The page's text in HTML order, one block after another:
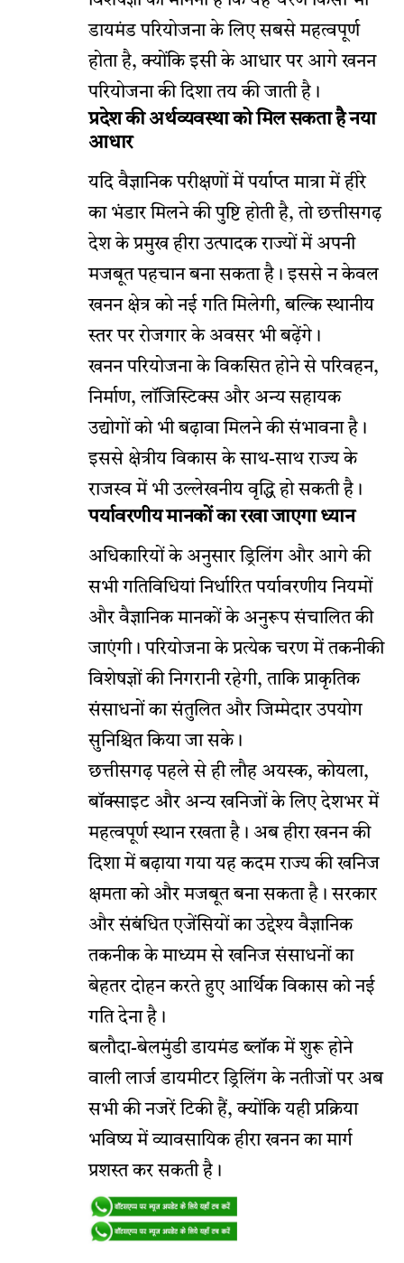
डायमंड परियोजना के लिए सबसे महत्वपूर्ण
होता है, क्योंकि इसी के आधार पर आगे खनन
परियोजना की दिशा तय की जाती है।
प्रदेश की अर्थव्यवस्था को मिल सकता है नया
आधार
यदि वैज्ञानिक परीक्षणों में पर्याप्त मात्रा में हीरे
का भंडार मिलने की पुष्टि होती है, तो छत्तीसगढ़
देश के प्रमुख हीरा उत्पादक राज्यों में अपनी
मजबूत पहचान बना सकता है। इससे न केवल
खनन क्षेत्र को नई गति मिलेगी, बल्कि स्थानीय
स्तर पर रोजगार के अवसर भी बढ़ेंगे।
खनन परियोजना के विकसित होने से परिवहन,
निर्माण, लॉजिस्टिक्स और अन्य सहायक
उद्योगों को भी बढ़ावा मिलने की संभावना है।
इससे क्षेत्रीय विकास के साथ-साथ राज्य के
राजस्व में भी उल्लेखनीय वृद्धि हो सकती है।
पर्यावरणीय मानकों का रखा जाएगा ध्यान
अधिकारियों के अनुसार ड्रिलिंग और आगे की
सभी गतिविधियां निर्धारित पर्यावरणीय नियमों
और वैज्ञानिक मानकों के अनुरूप संचालित की
जाएंगी। परियोजना के प्रत्येक चरण में तकनीकी
विशेषज्ञों की निगरानी रहेगी, ताकि प्राकृतिक
संसाधनों का संतुलित और जिम्मेदार उपयोग
सुनिश्चित किया जा सके।
छत्तीसगढ़ पहले से ही लौह अयस्क, कोयला,
बॉक्साइट और अन्य खनिजों के लिए देशभर में
महत्वपूर्ण स्थान रखता है। अब हीरा खनन की
दिशा में बढ़ाया गया यह कदम राज्य की खनिज
क्षमता को और मजबूत बना सकता है। सरकार
और संबंधित एजेंसियों का उद्देश्य वैज्ञानिक
तकनीक के माध्यम से खनिज संसाधनों का
बेहतर दोहन करते हुए आर्थिक विकास को नई
गति देना है।
बलौदा-बेलमुंडी डायमंड ब्लॉक में शुरू होने
वाली लार्ज डायमीटर ड्रिलिंग के नतीजों पर अब
सभी की नजरें टिकी हैं, क्योंकि यही प्रक्रिया
भविष्य में व्यावसायिक हीरा खनन का मार्ग
प्रशस्त कर सकती है।